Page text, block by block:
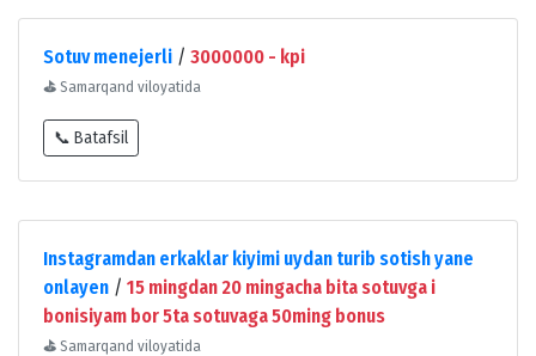
Sotuv menejerli / 3000000 - kpi
⛳ Samarqand viloyatida
📞 Batafsil
Instagramdan erkaklar kiyimi uydan turib sotish yane
onlayen / 15 mingdan 20 mingacha bita sotuvga i
bonisiyam bor 5ta sotuvaga 50ming bonus
⛳ Samarqand viloyatida